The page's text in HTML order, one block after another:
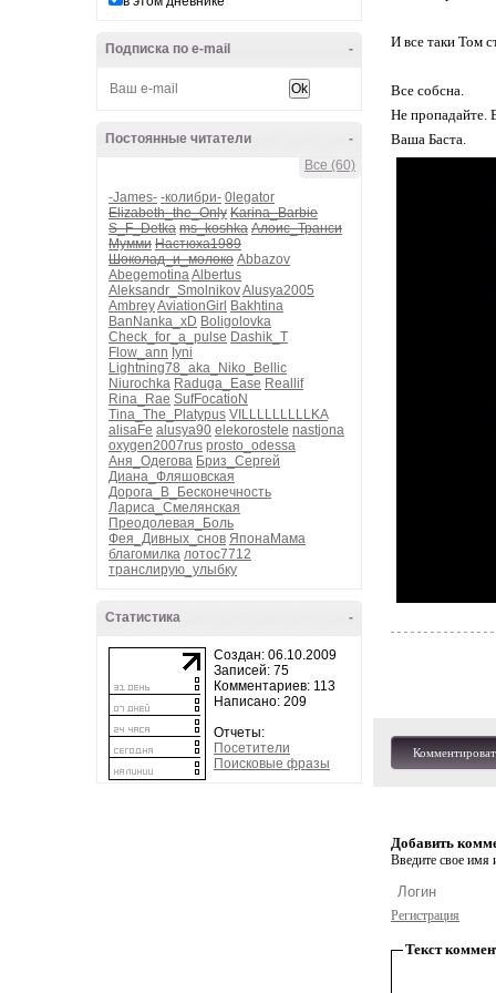
-
Подписка по e-mail
-
Постоянные читатели
Все (60)
-James- -колибри- 0legator
Elizabeth_the_Only Karina_Barbie
S_F_Detka ms_koshka Алоис_Транси
Мумми Настюха1989
Шоколад_и_молоко Abbazov
AbegemotinaAlbertus
Aleksandr_SmolnikovAlusya2005
AmbreyAviationGirl Bakhtina
BanNanka_xD Boligolovka
Check_for_a_pulse Dashik_T
Flow_ann Iyni
Lightning78_aka_Niko_Bellic
Niurochka Raduga_Ease Reallif
Rina_Rae SufFocatioN
Tina_The_Platypus VILLLLLLLLLKA
alisaFe alusya90 elekorostele nastjona
oxygen2007rus prosto_odessa
Аня_Одегова Бриз_Сергей
Диана_Фляшовская
Дорога_В_Бесконечность
Лариса_Смелянская
Преодолевая_Боль
Фея_Дивных_снов ЯпонаМама
благомилка лотос7712
транслирую_улыбку
-
Статистика
Создан: 06.10.2009
Записей: 75
Комментариев: 113
Написано: 209
Отчеты:
Посетители
Поисковые фразы
И все таки Том
Все собсна.
Не пропадайте.
Ваша Баста.
Добавить
Введите свое имя
Регистрация
Текст